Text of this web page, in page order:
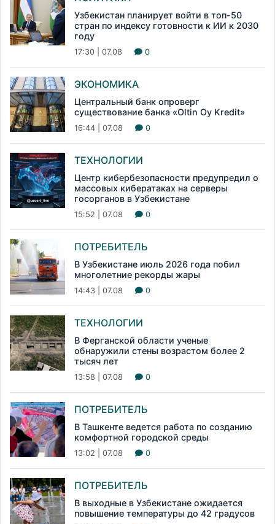
Узбекистан планирует войти в топ-50
стран по индексу готовности к ИИ к 2030
году
17:30 | 07.08 0
ЭКОНОМИКА
Центральный банк опроверг
существование банка «Oltin Oy Kredit»
16:44 | 07.08 0
ТЕХНОЛОГИИ
Центр кибербезопасности предупредил о
массовых кибератаках на серверы
госорганов в Узбекистане
15:52 | 07.08 0
ПОТРЕБИТЕЛЬ
В Узбекистане июль 2026 года побил
многолетние рекорды жары
14:43 | 07.08 0
ТЕХНОЛОГИИ
В Ферганской области ученые
обнаружили стены возрастом более 2
тысяч лет
13:58 | 07.08 0
ПОТРЕБИТЕЛЬ
В Ташкенте ведется работа по созданию
комфортной городской среды
13:02 | 07.08 0
ПОТРЕБИТЕЛЬ
В выходные в Узбекистане ожидается
повышение температуры до 42 градусов